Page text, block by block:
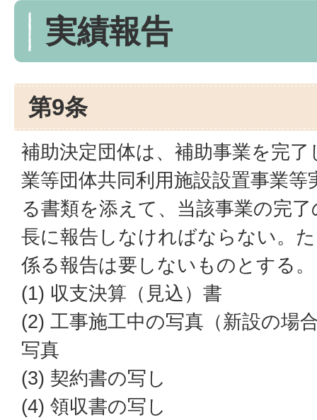
実績報告
第9条
補助決定団体は、補助事業を完
業等団体共同利用施設設置事業
る書類を添えて、当該事業の完
長に報告しなければならない。
係る報告は要しないものとする。
(1) 収支決算（見込）書
(2) 工事施工中の写真（新設の場
写真
(3) 契約書の写し
(4) 領収書の写し